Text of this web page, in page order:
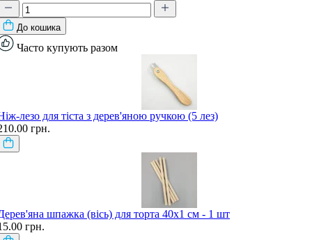
До кошика
Часто купують разом
лезо для тіста з дерев'яною ручкою (5 лез)
грн.
шпажка (вісь) для торта 40х1 см - 1 шт
грн.